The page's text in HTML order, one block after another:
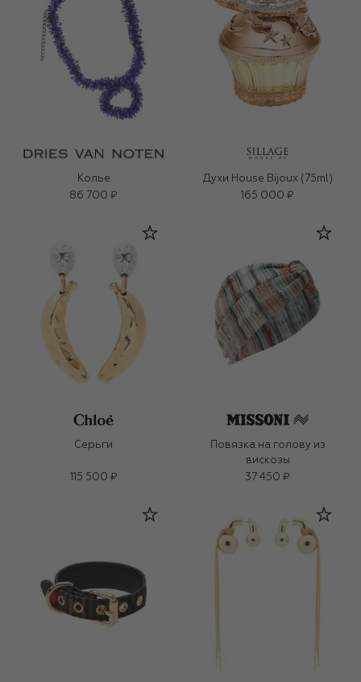
Колье
86 700 ₽
Духи House Bijoux (75ml)
165 000 ₽
Серьги
115 500 ₽
Повязка на голову из
вискозы
37 450 ₽